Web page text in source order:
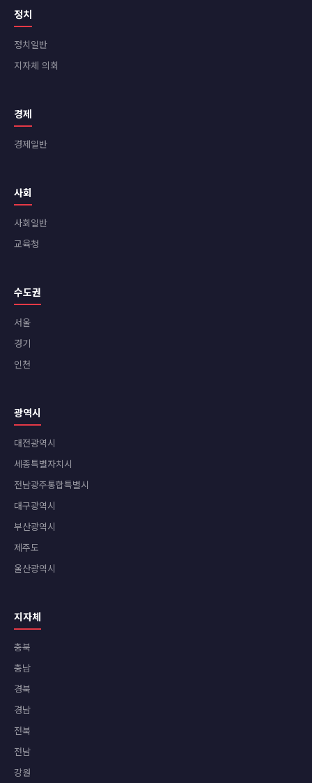
정치
정치일반
지자체 의회
경제
경제일반
사회
사회일반
교육청
수도권
서울
경기
인천
광역시
대전광역시
세종특별자치시
전남광주통합특별시
대구광역시
부산광역시
제주도
울산광역시
지자체
충북
충남
경북
경남
전북
전남
강원